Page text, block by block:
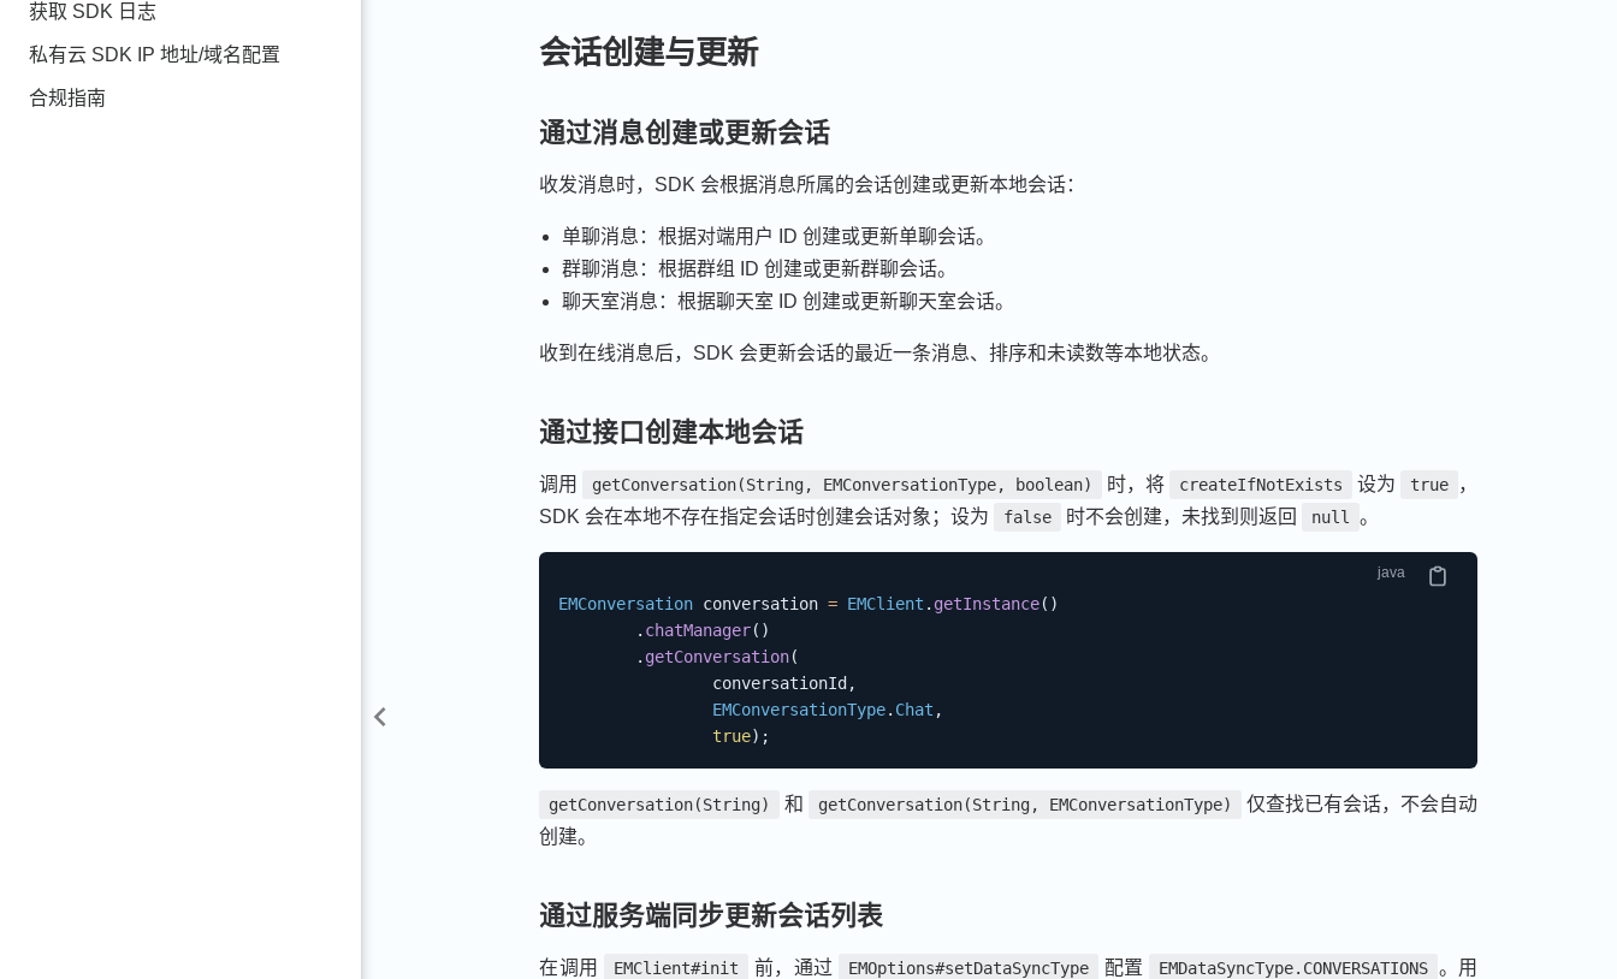
获取 SDK 日志
私有云 SDK IP 地址/域名配置
合规指南
会话创建与更新
通过消息创建或更新会话
收发消息时，SDK 会根据消息所属的会话创建或更新本地会话：
单聊消息：根据对端用户 ID 创建或更新单聊会话。
群聊消息：根据群组 ID 创建或更新群聊会话。
聊天室消息：根据聊天室 ID 创建或更新聊天室会话。
收到在线消息后，SDK 会更新会话的最近一条消息、排序和未读数等本地状态。
通过接口创建本地会话
调用 getConversation(String, EMConversationType, boolean) 时，将 createIfNotExists 设为 true
，
SDK 会在本地不存在指定会话时创建会话对象；设为
false 时不会创建，未找到则返回 null 。
EMConversation conversation = EMClient . getInstance( )
. chatManager( )
. getConversation(
                conversationId
,
EMConversationType. Chat ,
true) ;
getConversation(String) 和 getConversation(String, EMConversationType)
仅查找已有会话，不会自动
创建。
通过服务端同步更新会话列表
在调用 EMClient#init 前，通过 EMOptions#setDataSyncType 配置 EMDataSyncType.CONVERSATIONS 。用